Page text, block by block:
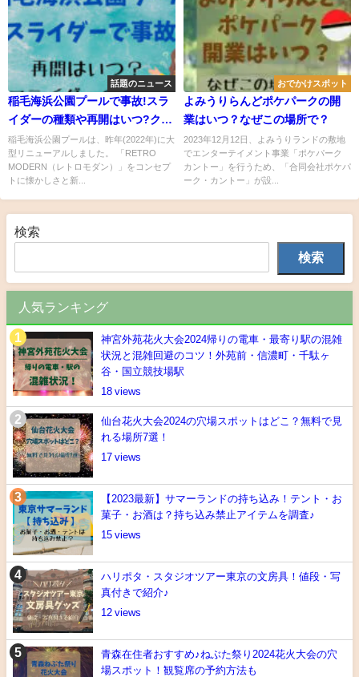
話題のニュース
稲毛海浜公園プールで事故!スラ
イダーの種類や再開はいつ?クチ
コミも
稲毛海浜公園プールは、昨年(2022年)に大
型リニューアルしました。 「RETRO
MODERN（レトロモダン）」をコンセプ
トに懐かしさと新...
おでかけスポット
よみうりらんどポケパークの開
業はいつ？なぜこの場所で？
2023年12月12日、よみうりランドの敷地
でエンターテイメント事業「ポケパーク
カントー」を行うため、「合同会社ポケパ
ーク・カントー」が設...
検索
検索
人気ランキング
神宮外苑花火大会2024帰りの電車・最寄り駅の混雑
状況と混雑回避のコツ！外苑前・信濃町・千駄ヶ
谷・国立競技場駅
18
仙台花火大会2024の穴場スポットはどこ？無料で見
れる場所7選！
17
【2023最新】サマーランドの持ち込み！テント・お
菓子・お酒は？持ち込み禁止アイテムを調査♪
15
ハリポタ・スタジオツアー東京の文房具！値段・写
真付きで紹介♪
12
青森在住者おすすめ♪ねぶた祭り2024花火大会の穴
場スポット！観覧席の予約方法も